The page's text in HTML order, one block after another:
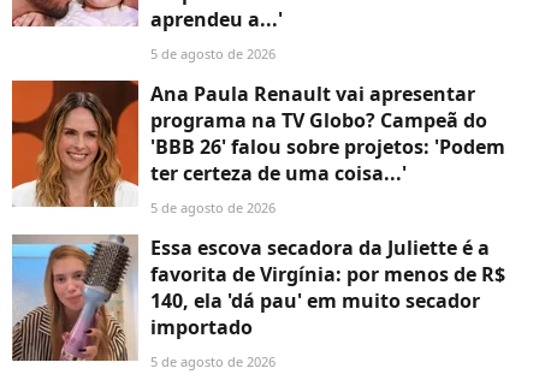
aprendeu a...'
5 de agosto de 2026
Ana Paula Renault vai apresentar
programa na TV Globo? Campeã do
'BBB 26' falou sobre projetos: 'Podem
ter certeza de uma coisa...'
5 de agosto de 2026
Essa escova secadora da Juliette é a
favorita de Virgínia: por menos de R$
140, ela 'dá pau' em muito secador
importado
5 de agosto de 2026